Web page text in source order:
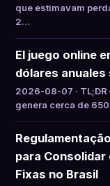
que estimavam
2…
El juego online
dólares
2026-08-07 ·
genera cerca de
para Consolidar
Fixas no Brasil